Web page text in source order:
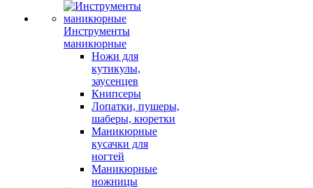
Инструменты
маникюрные
Ножи для
кутикулы,
заусенцев
Книпсеры
Лопатки, пушеры,
шаберы, кюретки
Маникюрные
кусачки для
ногтей
Маникюрные
ножницы